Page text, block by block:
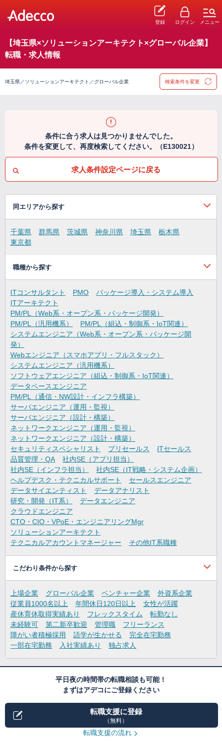
登録 ログイン メニュー
【埼玉県×ソリューションアーキテクト×グローバル企業】
転職・求人情報
埼玉県／ソリューションアーキテクト／グローバル企業 検索条件を変更
条件に合う求人は見つかりませんでした。
条件を変更して、再度検索してください。（E130021）
求人条件設定ページに戻る
同エリアから探す
千葉県 群馬県 茨城県 神奈川県 埼玉県
栃木県
東京都
職種から探す
ITコンサルタント PMO
パッケージ導入・システム導入
ITアーキテクト
PM/PL（Web系・オープン系・パッケージ開発）
PM/PL（汎用機系）
PM/PL（組込・制御系・IoT関連）
システムエンジニア（Web系・オープン系・パッケージ開
発）
Webエンジニア（スマホアプリ・フルスタック）
システムエンジニア（汎用機系）
ソフトウェアエンジニア（組込・制御系・IoT関連）
データベースエンジニア
PM/PL（通信・NW設計・インフラ構築）
サーバエンジニア（運用・監視）
サーバエンジニア（設計・構築）
ネットワークエンジニア（運用・監視）
ネットワークエンジニア（設計・構築）
セキュリティスペシャリスト
プリセールス
ITセールス
品質管理・QA
社内SE（アプリ担当）
社内SE（インフラ担当）
社内SE（IT戦略・システム企画）
ヘルプデスク・テクニカルサポート
セールスエンジニア
データサイエンティスト
データアナリスト
研究・開発（IT系）
データエンジニア
クラウドエンジニア
CTO・CIO・VPoE・エンジニアリングMgr
ソリューションアーキテクト
テクニカルアカウントマネージャー
その他IT系職種
こだわり条件から探す
上場企業 グローバル企業 ベンチャー企業
外資系企業
従業員1000名以上
年間休日120日以上
女性が活躍
産休育休取得実績あり
フレックスタイム
転勤なし
未経験可
第二新卒歓迎 管理職
フリーランス
障がい者積極採用
語学が生かせる
完全在宅勤務
一部在宅勤務
入社実績あり 独占求人
平日夜の時間帯の転職相談も可能！
まずはアデコにご登録ください
転職支援に登録
（無料）
転職支援の流れ